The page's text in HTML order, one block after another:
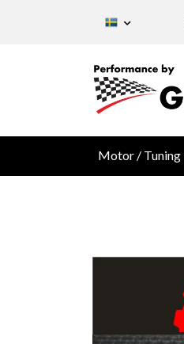
Motor / Tuning